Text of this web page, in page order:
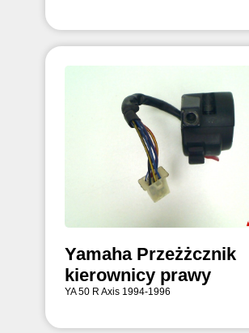
Yamaha Przeżżcznik
kierownicy prawy
YA 50 R Axis 1994-1996